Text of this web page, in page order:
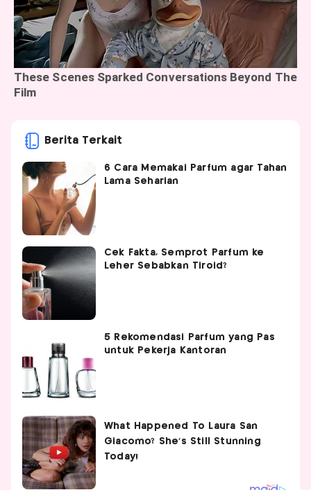
Berita Terkait
6 Cara Memakai Parfum agar Tahan
Lama Seharian
Cek Fakta, Semprot Parfum ke
Leher Sebabkan Tiroid?
5 Rekomendasi Parfum yang Pas
untuk Pekerja Kantoran